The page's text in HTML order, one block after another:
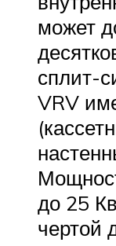
может
сплит-
VRV
до 25
чертой